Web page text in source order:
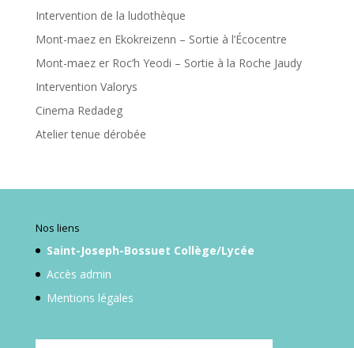
Intervention de la ludothèque
Mont-maez en Ekokreizenn – Sortie à l’Écocentre
Mont-maez er Roc’h Yeodi – Sortie à la Roche Jaudy
Intervention Valorys
Cinema Redadeg
Atelier tenue dérobée
Nos liens
Saint-Joseph-Bossuet Collège/Lycée
Accès admin
Mentions légales